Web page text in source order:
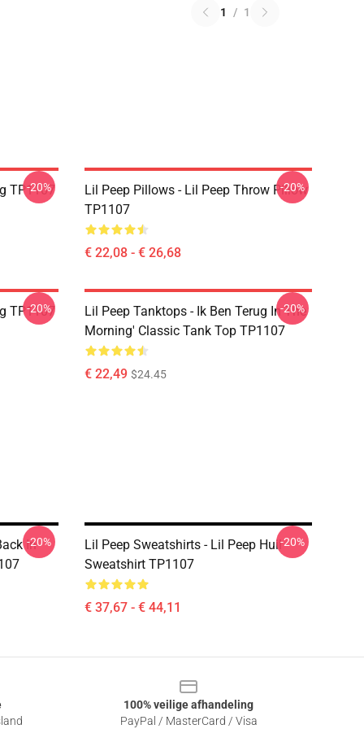
1 / 1
TP1107
-20%
Lil Peep Pillows - Lil Peep Throw Pillow
TP1107
€ 22,08 - € 26,68
-20%
TP1107
-20%
Lil Peep Tanktops - Ik Ben Terug In The
Morning' Classic Tank Top TP1107
€ 22,49 $24.45
-20%
In
-20%
Lil Peep Sweatshirts - Lil Peep Huil
Sweatshirt TP1107
€ 37,67 - € 44,11
-20%
100% veilige afhandeling
PayPal / MasterCard / Visa